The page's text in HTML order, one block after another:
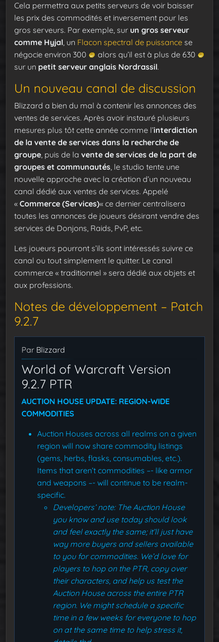
Cela permettra aux petits serveurs de voir baisser
les prix des commodités et inversement pour les
gros serveurs. Par exemple, sur un gros serveur
comme Hyjal, un Flacon spectral de puissance se
négocie environ 300
alors qu’il est à plus de 630
sur un petit serveur anglais Nordrassil.
Un nouveau canal de discussion
Blizzard a bien du mal à contenir les annonces des
ventes de services. Après avoir instauré plusieurs
mesures plus tôt cette année comme l’interdiction
de la vente de services dans la recherche de
groupe, puis de la vente de services de la part de
groupes et communautés, le studio tente une
nouvelle approche avec la création d’un nouveau
canal dédié aux ventes de services. Appelé
« Commerce (Services)« ce dernier centralisera
toutes les annonces de joueurs désirant vendre des
services de Donjons, Raids, PvP, etc.
Les joueurs pourront s’ils sont intéressés suivre ce
canal ou tout simplement le quitter. Le canal
commerce « traditionnel » sera dédié aux objets et
aux professions.
Notes de développement – Patch
9.2.7
Par Blizzard
World of Warcraft Version
9.2.7 PTR
AUCTION HOUSE UPDATE: REGION-WIDE
COMMODITIES
Auction Houses across all realms on a given
region will now share commodity listings
(gems, herbs, flasks, consumables, etc.).
Items that aren’t commodities –- like armor
and weapons –- will continue to be realm-
specific.
Developers’ note: The Auction House
you know and use today should look
and feel exactly the same; it’ll just have
way more buyers and sellers available
to you for commodities. We’d love for
players to hop on the PTR, copy over
their characters, and help us test the
Auction House across the entire PTR
region. We might schedule a specific
time in a few weeks for everyone to hop
on at the same time to help stress it,